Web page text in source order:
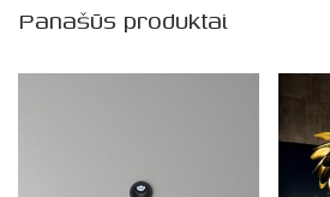
Panašūs produktai